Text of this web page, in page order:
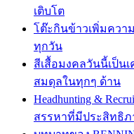
เติบโต
โต๊ะกินข้าวเพิ่มคว
ทุกวัน
สีเสื้อมงคลวันนี้เป็น
สมดุลในทุกๆ ด้าน
Headhunting &
สรรหาที่มีประสิทธิภ